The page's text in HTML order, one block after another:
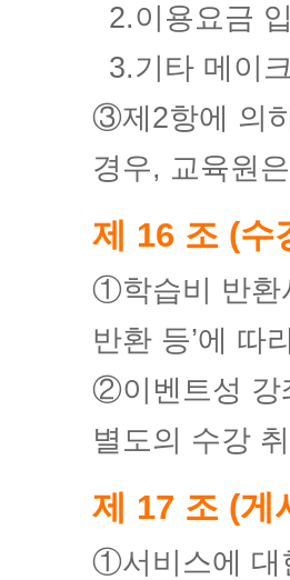
2.이용요금
3.기타 메이
③제2항에 의
경우, 교육원
제 16 조 (수
①학습비 반환
반환 등’에 따
②이벤트성 강
별도의 수강
제 17 조 (게
①서비스에 대